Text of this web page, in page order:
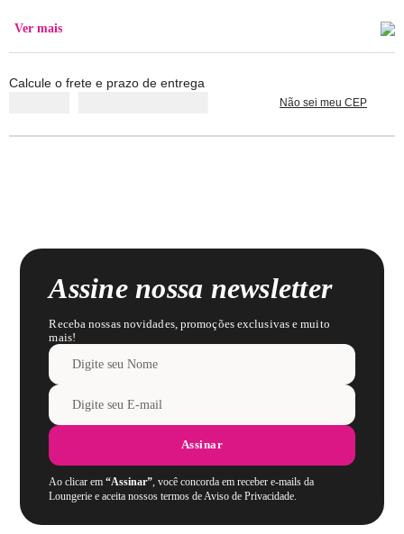
Ver mais
Calcule o frete e prazo de entrega
Não sei meu CEP
Assine nossa newsletter
Receba nossas novidades, promoções exclusivas e muito
mais!
Assinar
Ao clicar em“Assinar”, você concorda em receber e-mails da
Loungerie e aceita nossos termos de Aviso de Privacidade.